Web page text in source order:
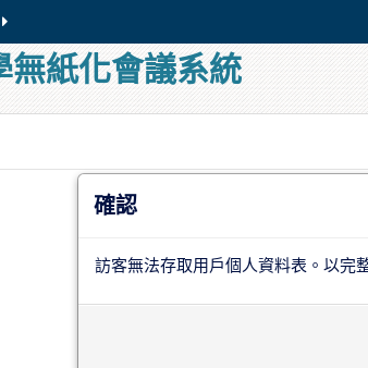
無紙化會議系統
確認
訪客無法存取用戶個人資料表。以完